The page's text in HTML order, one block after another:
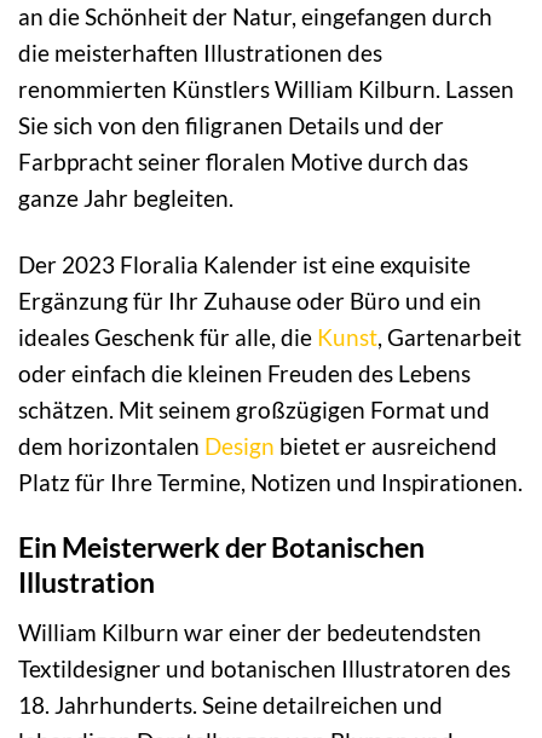
an die Schönheit der Natur, eingefangen durch
die meisterhaften Illustrationen des
renommierten Künstlers William Kilburn. Lassen
Sie sich von den filigranen Details und der
Farbpracht seiner floralen Motive durch das
ganze Jahr begleiten.
Der 2023 Floralia Kalender ist eine exquisite
Ergänzung für Ihr Zuhause oder Büro und ein
ideales Geschenk für alle, die Kunst , Gartenarbeit
oder einfach die kleinen Freuden des Lebens
schätzen. Mit seinem großzügigen Format und
dem horizontalen Design bietet er ausreichend
Platz für Ihre Termine, Notizen und Inspirationen.
Ein Meisterwerk der Botanischen
Illustration
William Kilburn war einer der bedeutendsten
Textildesigner und botanischen Illustratoren des
18. Jahrhunderts. Seine detailreichen und